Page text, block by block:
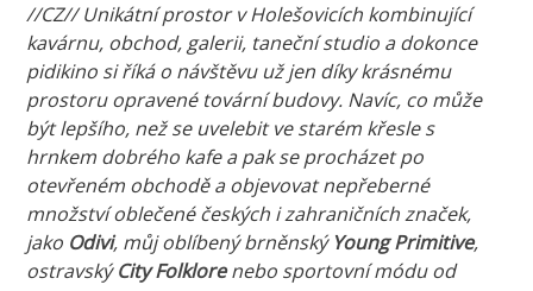
//CZ// Unikátní prostor v Holešovicích kombinující
kavárnu, obchod, galerii, taneční studio a dokonce
pidikino si říká o návštěvu už jen díky krásnému
prostoru opravené tovární budovy. Navíc, co může
být lepšího, než se uvelebit ve starém křesle s
hrnkem dobrého kafe a pak se procházet po
otevřeném obchodě a objevovat nepřeberné
množství oblečené českých i zahraničních značek,
jako Odivi, můj oblíbený brněnský Young Primitive,
ostravskýCity Folklorenebo sportovní módu od